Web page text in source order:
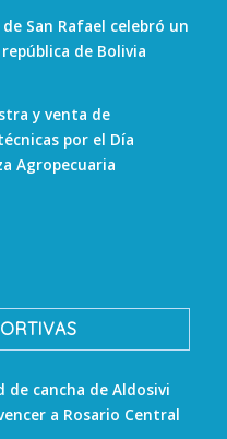
San Rafael celebró un
de Bolivia
y venta de
por el Día
Agropecuaria
de cancha de Aldosivi
a Rosario Central